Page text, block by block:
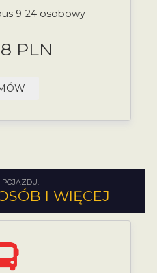
9-24 osobowy
PLN
POJAZDU:
I WIĘCEJ